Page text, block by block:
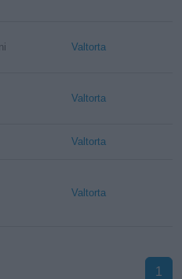
Valtorta
Valtorta
Valtorta
Valtorta
1